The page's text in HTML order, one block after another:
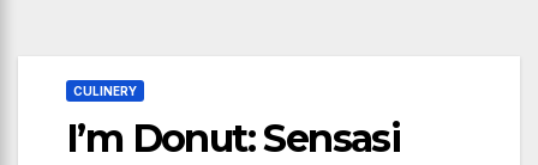
CULINERY
I’m Donut: Sensasi